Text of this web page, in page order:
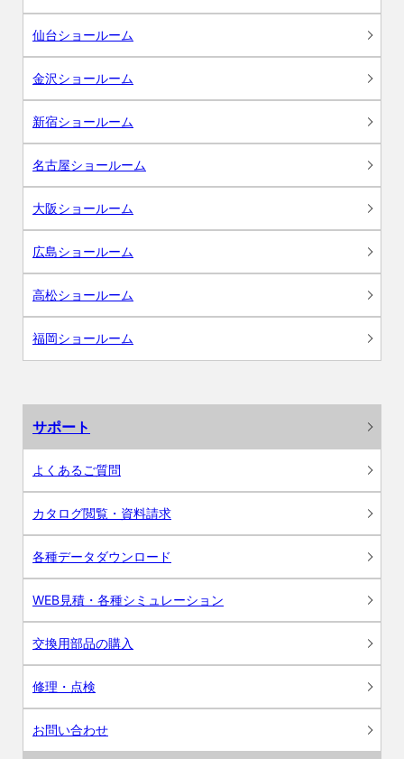
仙台ショールーム
金沢ショールーム
新宿ショールーム
名古屋ショールーム
大阪ショールーム
広島ショールーム
高松ショールーム
福岡ショールーム
サポート
よくあるご質問
カタログ閲覧・資料請求
各種データダウンロード
WEB見積・各種シミュレーション
交換用部品の購入
修理・点検
お問い合わせ